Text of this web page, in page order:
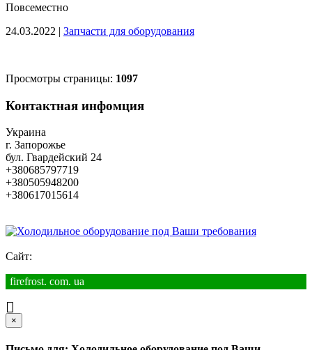
Повсеместно
24.03.2022 | Запчасти для оборудования
Просмотры страницы: 1097
Контактная инфомция
Украина
г. Запорожье
бул. Гвардейский 24
+380685797719
+380505948200
+380617015614
Сайт:
firefrost. com. ua
×